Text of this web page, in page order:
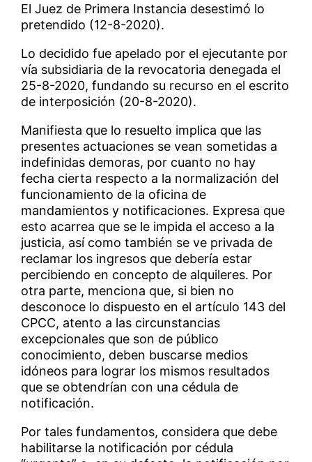
El Juez de Primera Instancia desestimó lo
pretendido (12-8-2020).
Lo decidido fue apelado por el ejecutante por
vía subsidiaria de la revocatoria denegada el
25-8-2020, fundando su recurso en el escrito
de interposición (20-8-2020).
Manifiesta que lo resuelto implica que las
presentes actuaciones se vean sometidas a
indefinidas demoras, por cuanto no hay
fecha cierta respecto a la normalización del
funcionamiento de la oficina de
mandamientos y notificaciones. Expresa que
esto acarrea que se le impida el acceso a la
justicia, así como también se ve privada de
reclamar los ingresos que debería estar
percibiendo en concepto de alquileres. Por
otra parte, menciona que, si bien no
desconoce lo dispuesto en el artículo 143 del
CPCC, atento a las circunstancias
excepcionales que son de público
conocimiento, deben buscarse medios
idóneos para lograr los mismos resultados
que se obtendrían con una cédula de
notificación.
Por tales fundamentos, considera que debe
habilitarse la notificación por cédula